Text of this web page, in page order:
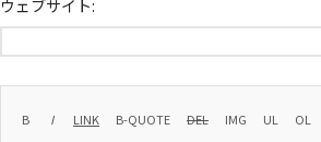
ウェブサイト: